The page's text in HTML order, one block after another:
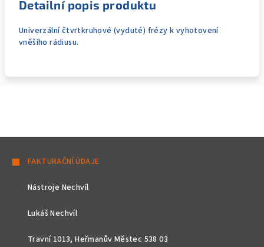
Detailní popis produktu
Univerzální čtvrtkruhové (vyduté) frézy k vyhotovení
vněšího rádiusu.
FAKTURAČNÍ ÚDAJE
Nástroje Nechvíl
Lukáš Nechvíl
Travní 1013, Heřmanův Městec 538 03